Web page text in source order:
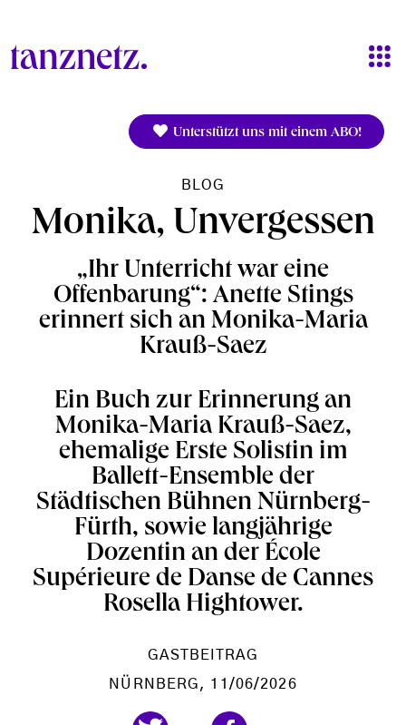
Unterstützt uns mit einem ABO!
BLOG
Monika, Unvergessen
„Ihr Unterricht war eine
Offenbarung“: Anette Stings
erinnert sich an Monika-Maria
Krauß-Saez
Ein Buch zur Erinnerung an
Monika-Maria Krauß-Saez,
ehemalige Erste Solistin im
Ballett-Ensemble der
Städtischen Bühnen Nürnberg-
Fürth, sowie langjährige
Dozentin an der École
Supérieure de Danse de Cannes
Rosella Hightower.
GASTBEITRAG
NÜRNBERG , 11/06/2026